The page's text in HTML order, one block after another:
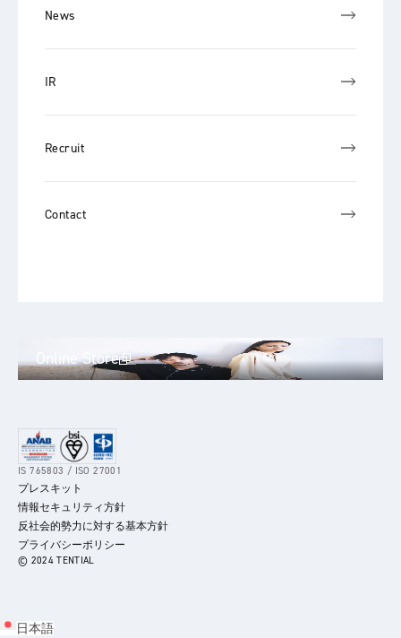
News
IR
Recruit
Contact
Online Store
IS 765803 / ISO 27001
プレスキット
情報セキュリティ方針
反社会的勢力に対する基本方針
プライバシーポリシー
© 2024 TENTIAL
日本語